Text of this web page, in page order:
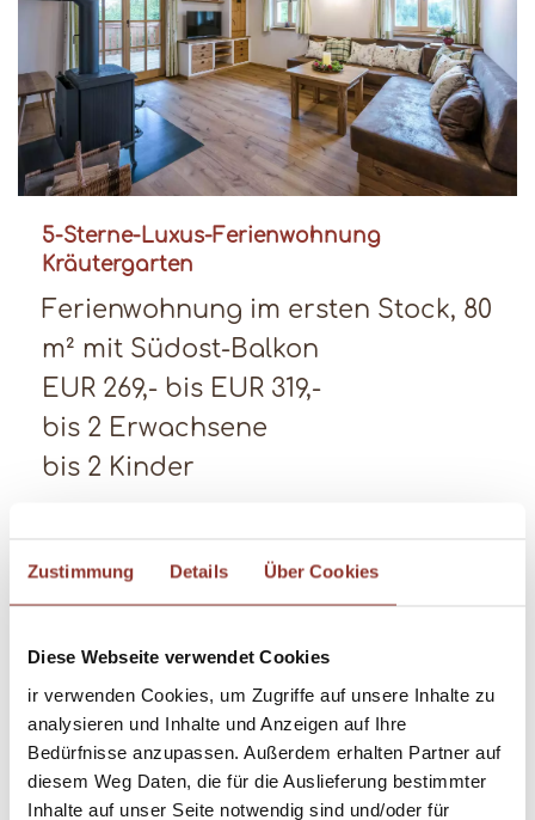
Zustimmung Details Über Cookies
Diese Webseite verwendet Cookies
ir verwenden Cookies, um Zugriffe auf unsere Inhalte zu
analysieren und Inhalte und Anzeigen auf Ihre
Bedürfnisse anzupassen. Außerdem erhalten Partner auf
diesem Weg Daten, die für die Auslieferung bestimmter
Inhalte auf unser Seite notwendig sind und/oder für
5-Sterne-Luxus-Ferienwohnung
Kräutergarten
Ferienwohnung im ersten Stock, 80
m² mit Südost-Balkon
EUR 269,- bis EUR 319,-
bis 2 Erwachsene
bis 2 Kinder